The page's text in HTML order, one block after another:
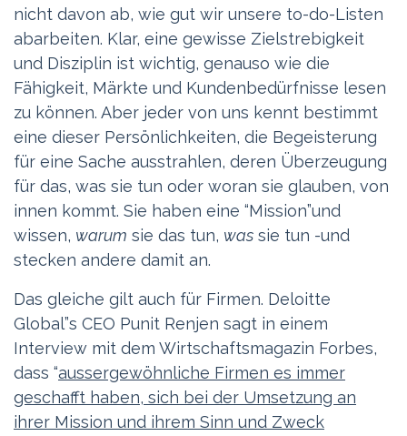
nicht davon ab, wie gut wir unsere to-do-Listen
abarbeiten. Klar, eine gewisse Zielstrebigkeit
und Disziplin ist wichtig, genauso wie die
Fähigkeit, Märkte und Kundenbedürfnisse lesen
zu können. Aber jeder von uns kennt bestimmt
eine dieser Persönlichkeiten, die Begeisterung
für eine Sache ausstrahlen, deren Überzeugung
für das, was sie tun oder woran sie glauben, von
innen kommt. Sie haben eine “Mission”und
wissen, warum sie das tun, was sie tun -und
stecken andere damit an.
Das gleiche gilt auch für Firmen. Deloitte
Global”s CEO Punit Renjen sagt in einem
Interview mit dem Wirtschaftsmagazin Forbes,
dass “aussergewöhnliche Firmen es immer
geschafft haben, sich bei der Umsetzung an
ihrer Mission und ihrem Sinn und Zweck